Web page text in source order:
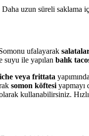
uzun süreli saklama
ufalayarak
suyu ile yapılan balık
veya frittata
somon köftesi yapmayı
kullanabilirsiniz.